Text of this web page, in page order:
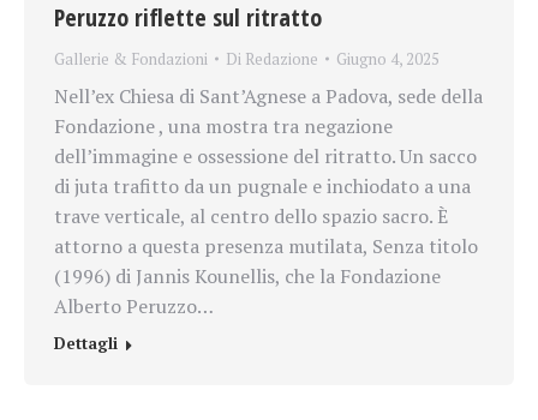
Peruzzo riflette sul ritratto
Gallerie & Fondazioni Di Redazione Giugno 4, 2025
Nell’ex Chiesa di Sant’Agnese a Padova, sede della
Fondazione , una mostra tra negazione
dell’immagine e ossessione del ritratto. Un sacco
di juta trafitto da un pugnale e inchiodato a una
trave verticale, al centro dello spazio sacro. È
attorno a questa presenza mutilata, Senza titolo
(1996) di Jannis Kounellis, che la Fondazione
Alberto Peruzzo…
Dettagli